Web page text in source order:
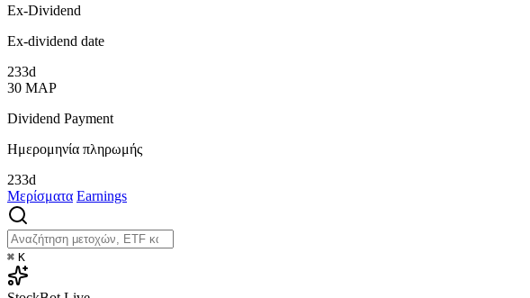
Ex-Dividend
Ex-dividend date
233d
30 ΜΑΡ
Dividend Payment
Ημερομηνία πληρωμής
233d
Μερίσματα Earnings
⌘ K